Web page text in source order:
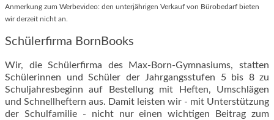
Anmerkung zum Werbevideo: den unterjährigen Verkauf von Bürobedarf bieten
wir derzeit nicht an.
Schülerfirma BornBooks
Wir, die Schülerfirma des Max-Born-Gymnasiums, statten
Schülerinnen und Schüler der Jahrgangsstufen 5 bis 8 zu
Schuljahresbeginn auf Bestellung mit Heften, Umschlägen
und Schnellheftern aus. Damit leisten wir - mit Unterstützung
der Schulfamilie - nicht nur einen wichtigen Beitrag zum